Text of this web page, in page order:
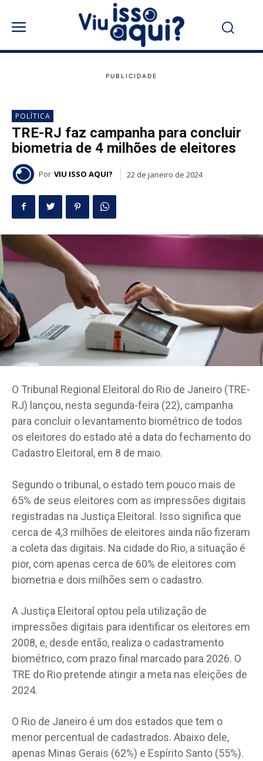
POLÍTICA
TRE-RJ faz campanha para concluir
biometria de 4 milhões de eleitores
Por VIU ISSO AQUI? 22 de janeiro de 2024
O Tribunal Regional Eleitoral do Rio de Janeiro (TRE-
RJ) lançou, nesta segunda-feira (22), campanha
para concluir o levantamento biométrico de todos
os eleitores do estado até a data do fechamento do
Cadastro Eleitoral, em 8 de maio.
Segundo o tribunal, o estado tem pouco mais de
65% de seus eleitores com as impressões digitais
registradas na Justiça Eleitoral. Isso significa que
cerca de 4,3 milhões de eleitores ainda não fizeram
a coleta das digitais. Na cidade do Rio, a situação é
pior, com apenas cerca de 60% de eleitores com
biometria e dois milhões sem o cadastro.
A Justiça Eleitoral optou pela utilização de
impressões digitais para identificar os eleitores em
2008, e, desde então, realiza o cadastramento
biométrico, com prazo final marcado para 2026. O
TRE do Rio pretende atingir a meta nas eleições de
2024.
O Rio de Janeiro é um dos estados que tem o
menor percentual de cadastrados. Abaixo dele,
apenas Minas Gerais (62%) e Espírito Santo (55%).